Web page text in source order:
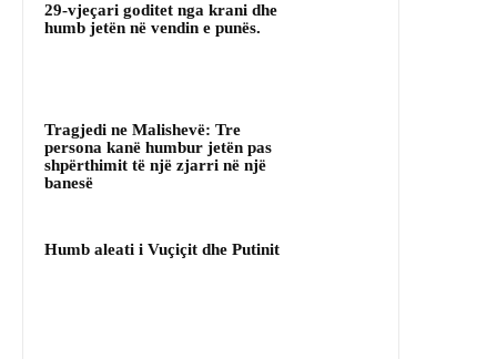
29-vjeçari goditet nga krani dhe
humb jetën në vendin e punës.
Tragjedi ne Malishevë: Tre
persona kanë humbur jetën pas
shpërthimit të një zjarri në një
banesë
Humb aleati i Vuçiçit dhe Putinit